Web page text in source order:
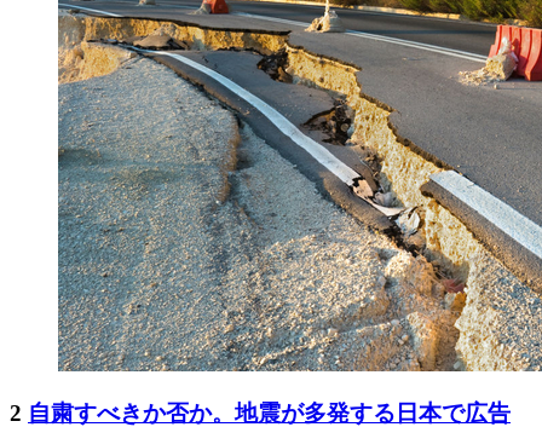
2 自粛すべきか否か。地震が多発する日本で広告